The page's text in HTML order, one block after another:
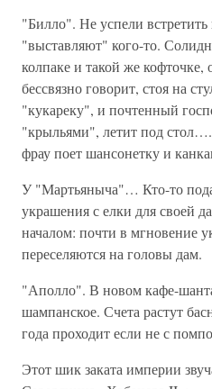
"Билло". Не успели
"выставляют" кого-то.
колпаке и такой же
бессвязно говорит, стоя на
"кукареку", и почтенный
"крыльями", летит под
фрау поет шансонетку и
У "Мартьяныча"… Кто-то
украшения с елки для своей
началом: почти в мгновение
переселяются на головы дам.
"Аполло". В новом кафе-
шампанское. Счета растут
года проходит если не с
Этот шик заката империи